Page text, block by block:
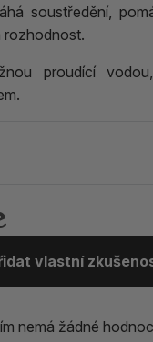
soustředění,
rozhodnost.
proudící
vlastní
nemá žádné